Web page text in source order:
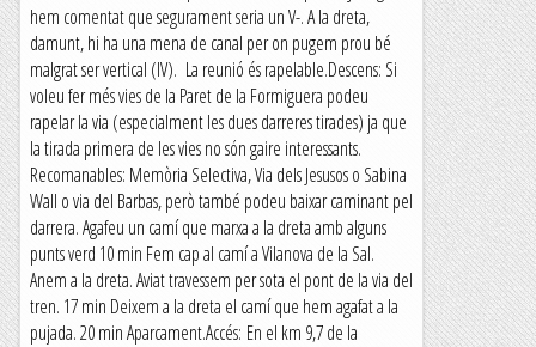
hem comentat que segurament seria un V-. A la dreta,
damunt, hi ha una mena de canal per on pugem prou bé
malgrat ser vertical (IV). La reunió és rapelable.Descens: Si
voleu fer més vies de la Paret de la Formiguera podeu
rapelar la via (especialment les dues darreres tirades) ja que
la tirada primera de les vies no són gaire interessants.
Recomanables: Memòria Selectiva, Via dels Jesusos o Sabina
Wall o via del Barbas, però també podeu baixar caminant pel
darrera. Agafeu un camí que marxa a la dreta amb alguns
punts verd 10 min Fem cap al camí a Vilanova de la Sal.
Anem a la dreta. Aviat travessem per sota el pont de la via del
tren. 17 min Deixem a la dreta el camí que hem agafat a la
pujada. 20 min Aparcament.Accés: En el km 9,7 de la